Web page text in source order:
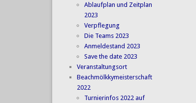
Ablaufplan und Zeitplan
2023
Verpflegung
Die Teams 2023
Anmeldestand 2023
Save the date 2023
Veranstaltungsort
Beachmölkkymeisterschaft
2022
Turnierinfos 2022 auf